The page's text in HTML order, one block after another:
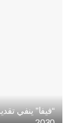
“فيفا” ينفي